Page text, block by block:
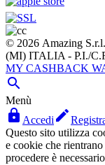
© 2026 Amazing
(MI) ITALIA - P.I./
MY CASHBACK

Menù
 Accedi 
Questo sito utilizza
e cookie che
procedere è